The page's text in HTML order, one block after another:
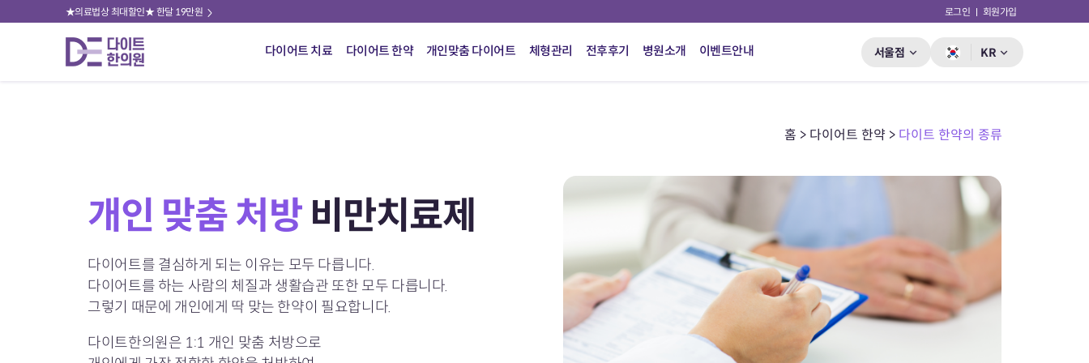
★의료법상 최대할인★ 한달 19만원 로그인 회원가입
다이어트 치료 다이어트 한약 개인맞춤 다이어트 체형관리 전후후기 병원소개 이벤트안내 서울점 KR
홈 > 다이어트 한약 > 다이트 한약의 종류
개인 맞춤 처방비만치료제
다이어트를 결심하게 되는 이유는 모두 다릅니다.
다이어트를 하는 사람의 체질과 생활습관 또한 모두 다릅니다.
그렇기 때문에 개인에게 딱 맞는 한약이 필요합니다.
다이트한의원은 1:1 개인 맞춤 처방으로